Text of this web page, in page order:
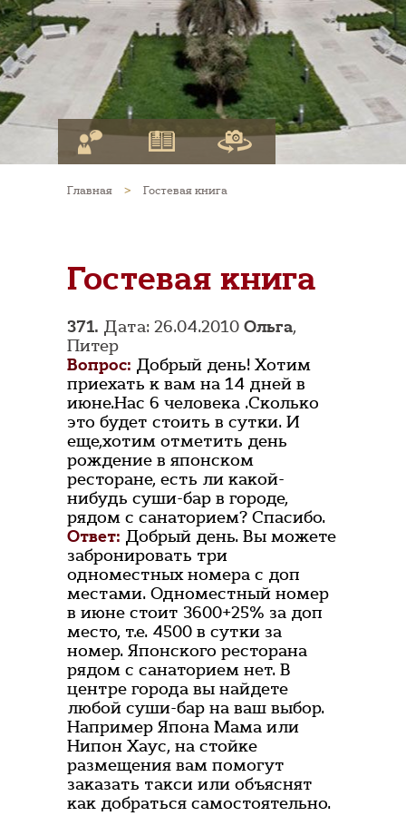
Главная > Гостевая книга
Гостевая книга
371. Дата: 26.04.2010 Ольга,
Питер
Вопрос: Добрый день! Хотим
приехать к вам на 14 дней в
июне.Нас 6 человека .Сколько
это будет стоить в сутки. И
еще,хотим отметить день
рождение в японском
ресторане, есть ли какой-
нибудь суши-бар в городе,
рядом с санаторием? Спасибо.
Ответ: Добрый день. Вы можете
забронировать три
одноместных номера с доп
местами. Одноместный номер
в июне стоит 3600+25% за доп
место, т.е. 4500 в сутки за
номер. Японского ресторана
рядом с санаторием нет. В
центре города вы найдете
любой суши-бар на ваш выбор.
Например Япона Мама или
Нипон Хаус, на стойке
размещения вам помогут
заказать такси или объяснят
как добраться самостоятельно.